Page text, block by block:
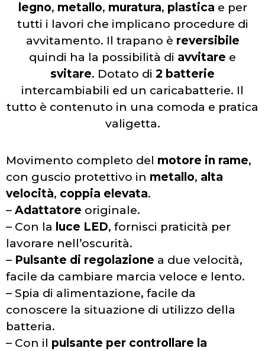
legno, metallo, muratura, plastica e per
tutti i lavori che implicano procedure di
avvitamento. Il trapano è reversibile
quindi ha la possibilità di avvitare e
svitare. Dotato di 2 batterie
intercambiabili ed un caricabatterie. Il
tutto è contenuto in una comoda e pratica
valigetta.
Movimento completo del motore in rame,
con guscio protettivo in metallo, alta
velocità, coppia elevata.
– Adattatore originale.
– Con la luce LED, fornisci praticità per
lavorare nell’oscurità.
– Pulsante di regolazione a due velocità,
facile da cambiare marcia veloce e lento.
– Spia di alimentazione, facile da
conoscere la situazione di utilizzo della
batteria.
– Con il pulsante per controllare la